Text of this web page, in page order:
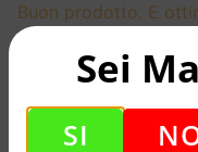
Buon prodotto. E
consegna
Sei
SI